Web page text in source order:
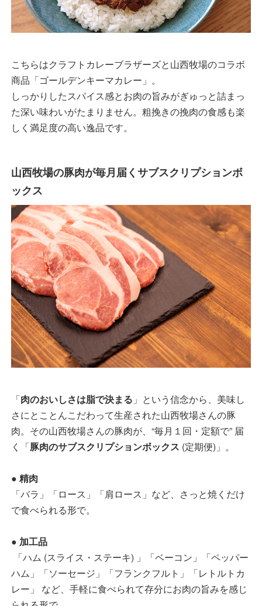
こちらはクラフトカレーブラザーズと山西牧場のコラボ
商品「ゴールデンキーマカレー」。
しっかりしたスパイス感とお肉の旨みがぎゅっと詰まっ
た深い味わいがたまりません。粗挽きの挽肉の食感も楽
しく満足度の高い逸品です。
山西牧場の豚肉が毎月届くサブスクリプションボ
ックス
「肉のおいしさは脂で決まる 」という信念から、美味し
さにとことんこだわって生産された山西牧場さんの豚
肉。その山西牧場さんの豚肉が、“毎月１回・定額で” 届
く「豚肉のサブスクリプションボックス (定期便)」。
● 精肉
「バラ」「ロース」「肩ロース」など、さっと焼くだけ
で食べられる形で。
● 加工品
「ハム (スライス・ステーキ) 」「ベーコン」「ペッパー
ハム」「ソーセージ」「フランクフルト」「レトルトカ
レー」 など、手軽に食べられて存分にお肉の旨みを感じ